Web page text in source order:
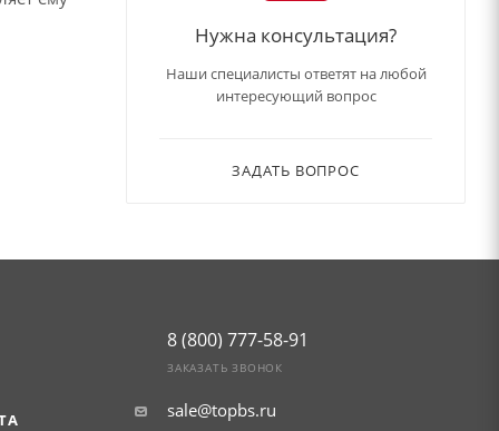
Нужна консультация?
Наши специалисты ответят на любой
интересующий вопрос
ЗАДАТЬ ВОПРОС
8 (800) 777-58-91
ЗАКАЗАТЬ ЗВОНОК
sale@topbs.ru